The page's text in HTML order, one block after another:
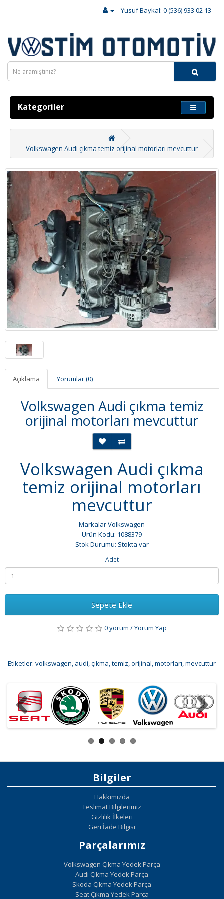
Yusuf Baykal: 0 (536) 933 02 13
Kategoriler
Volkswagen Audi çıkma temiz orijinal motorları mevcuttur
Açıklama Yorumlar (0)
Volkswagen Audi çıkma temiz
orijinal motorları mevcuttur
Volkswagen Audi çıkma
temiz orijinal motorları
mevcuttur
MarkalarVolkswagen
Ürün Kodu: 1088379
Stok Durumu: Stokta var
Adet
Sepete Ekle
0 yorum /Yorum Yap
Etiketler: volkswagen, audi,çıkma,temiz,orijinal,motorları,mevcuttur
Bilgiler
Hakkımızda
Teslimat Bilgilerimiz
Gizlilik İlkeleri
Geri İade Bilgisi
Parçalarımız
Volkswagen Çıkma Yedek Parça
Audi Çıkma Yedek Parça
Skoda Çıkma Yedek Parça
Seat Çıkma Yedek Parça